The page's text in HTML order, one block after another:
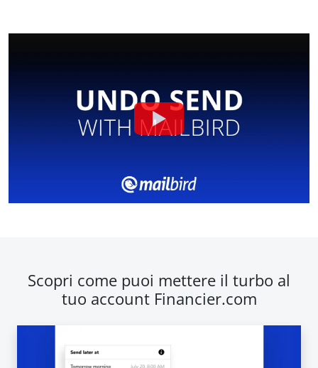
Scopri come puoi mettere il turbo al
tuo account Financier.com